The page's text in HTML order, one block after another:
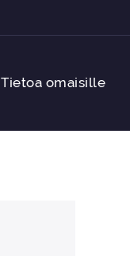
Tietoa omaisille